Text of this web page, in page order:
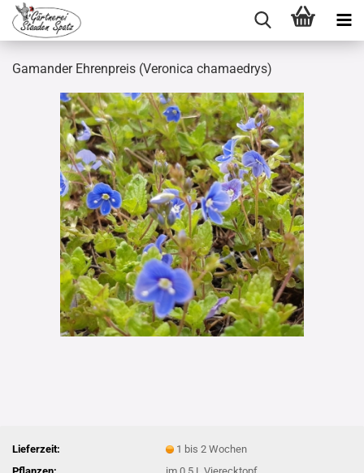
Gamander Ehrenpreis (Veronica chamaedrys)
Lieferzeit:
1 bis 2 Wochen
Pflanzen:
im 0,5 L Vierecktopf